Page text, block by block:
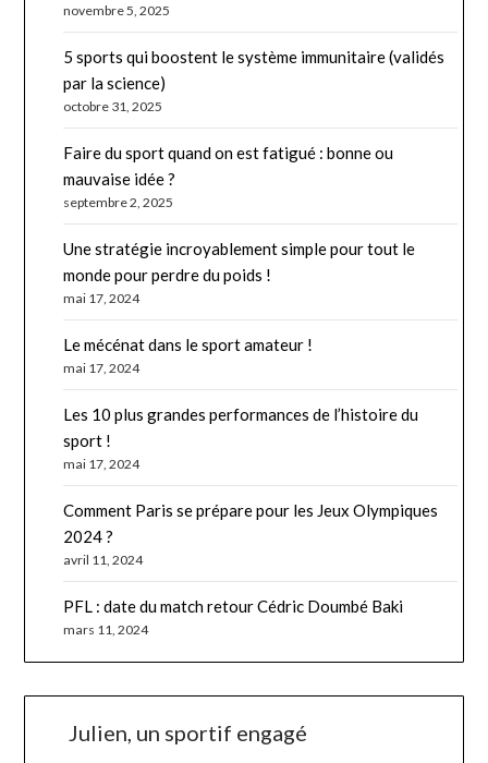
novembre 5, 2025
5 sports qui boostent le système immunitaire (validés
par la science)
octobre 31, 2025
Faire du sport quand on est fatigué : bonne ou
mauvaise idée ?
septembre 2, 2025
Une stratégie incroyablement simple pour tout le
monde pour perdre du poids !
mai 17, 2024
Le mécénat dans le sport amateur !
mai 17, 2024
Les 10 plus grandes performances de l’histoire du
sport !
mai 17, 2024
Comment Paris se prépare pour les Jeux Olympiques
2024 ?
avril 11, 2024
PFL : date du match retour Cédric Doumbé Baki
mars 11, 2024
Julien, un sportif engagé